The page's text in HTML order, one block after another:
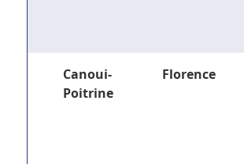
Canoui-
Poitrine
Florence